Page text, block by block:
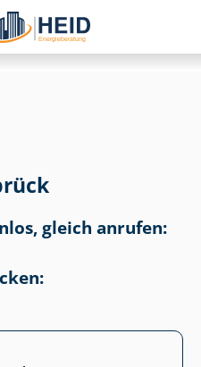
gleich anrufen: